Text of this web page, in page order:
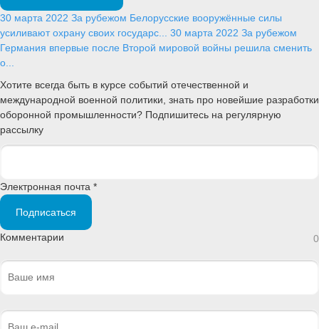
30 марта 2022 За рубежом Белорусские вооружённые силы
усиливают охрану своих государс... 30 марта 2022 За рубежом
Германия впервые после Второй мировой войны решила сменить
о...
Хотите всегда быть в курсе событий отечественной и
международной военной политики, знать про новейшие разработки
оборонной промышленности? Подпишитесь на регулярную
рассылку
Электронная почта *
Подписаться
Комментарии 0